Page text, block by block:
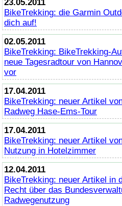
23.05.2011
BikeTrekking: die Garmin
dich auf!
02.05.2011
BikeTrekking: BikeTrekking-
neue Tagesradtour von
vor
17.04.2011
BikeTrekking: neuer Artikel
Radweg Hase-Ems-Tour
17.04.2011
BikeTrekking: neuer Artikel
Nutzung in Hotelzimmer
12.04.2011
BikeTrekking: neuer Artikel in
Recht über das
Radwegenutzung